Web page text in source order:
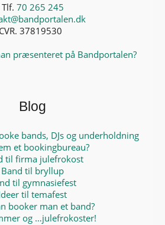
Tlf. 70 265 245
CVR. 37819530
præsenteret på Bandportalen?
Blog
bands, DJs og underholdning
et bookingbureau?
til firma julefrokost
Band til bryllup
til gymnasiefest
til temafest
booker man et band?
og …julefrokoster!